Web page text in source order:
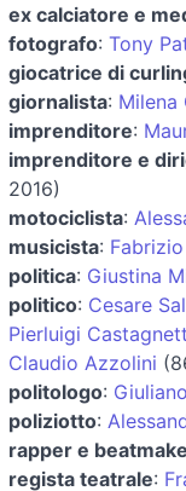
ex calciatore e
fotografo: Tony
giocatrice di
giornalista: Milena
imprenditore:
imprenditore e
2016)
motociclista:
musicista:
politica: Giustina
politico: Cesare
Pierluigi
Claudio Azzolini
politologo:
poliziotto:
rapper e
regista teatrale: